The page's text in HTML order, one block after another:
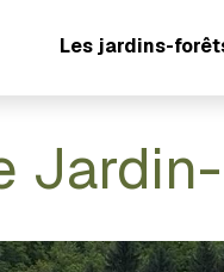
Les jardins-